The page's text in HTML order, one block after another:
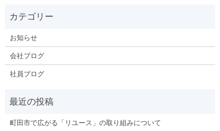
お知らせ
会社ブログ
社員ブログ
町田市で広がる「リユース」の取り組みについて